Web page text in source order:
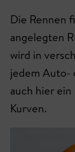
Die Rennen
angelegten
wird in
jedem Auto-
auch hier ein
Kurven.